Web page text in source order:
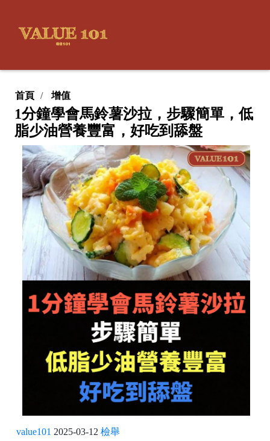
首頁 增值
1分鐘學會馬鈴薯沙拉，步驟簡單，低
脂少油營養豐富，好吃到舔盤
value101 2025-03-12 檢舉